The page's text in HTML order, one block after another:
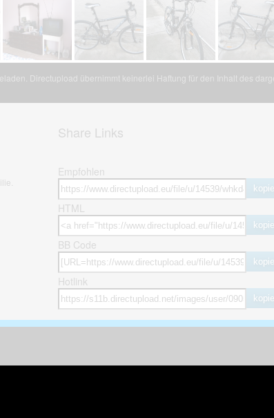
Directupload übernimmt keinerlei Haftung für den Inhalt des
Share Links
Empfohlen
HTML
BB Code
Hotlink